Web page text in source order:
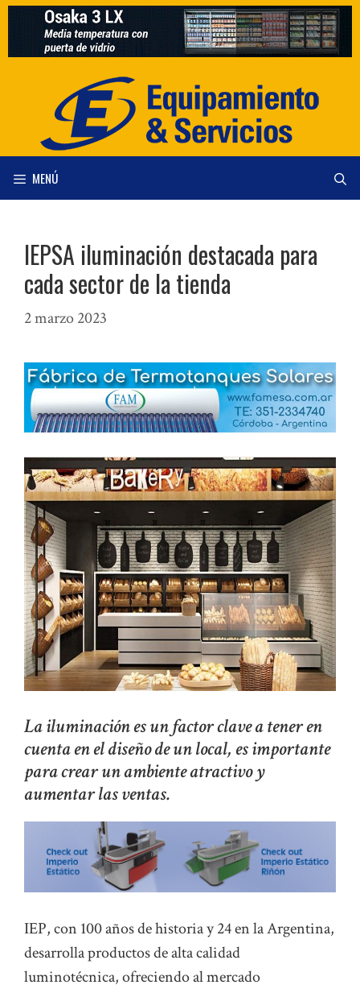
Saltar
contenido
MENÚ
IEPSA iluminación destacada para
cada sector de la tienda
2 marzo 2023
La iluminación es un factor clave a tener en
cuenta en el diseño de un local, es importante
para crear un ambiente atractivo y
aumentar las ventas.
IEP, con 100 años de historia y 24 en la Argentina,
desarrolla productos de alta calidad
luminotécnica, ofreciendo al mercado